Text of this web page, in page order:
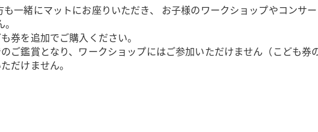
一緒にマットにお座りいただき、 お子様のワークショップやコンサー
券を追加でご購入ください。
鑑賞となり、ワークショップにはご参加いただけません（こども券
だけません。